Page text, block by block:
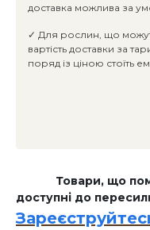
доставка можлива за
✓ Для рослин, що
вартість доставки за
поряд із ціною стоїть
Товари, що
доступні до